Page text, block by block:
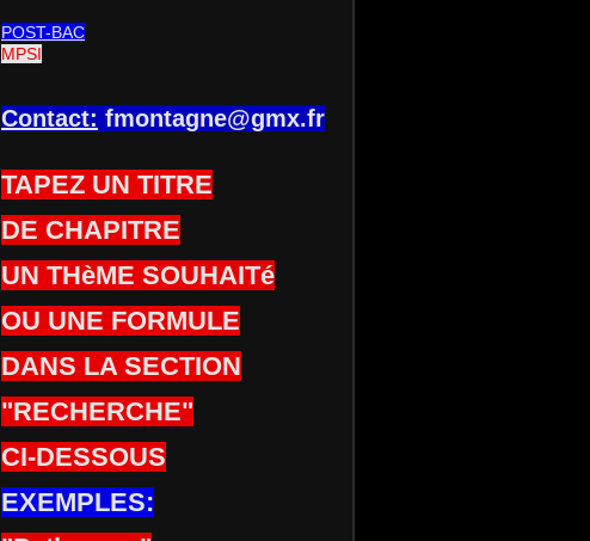
POST-BAC
MPSI
Contact: fmontagne@gmx.fr
TAPEZ UN TITRE
DE CHAPITRE
UN THèME SOUHAITé
OU UNE FORMULE
DANS LA SECTION
"RECHERCHE"
CI-DESSOUS
EXEMPLES: